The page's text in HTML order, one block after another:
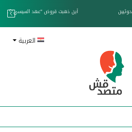
تتبع شبكة ناقلات وقود تخدم الحوثيين
العربية